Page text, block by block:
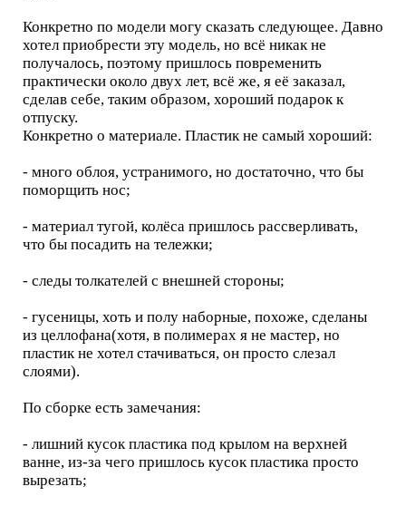
Конкретно по модели могу сказать следующее. Давно
хотел приобрести эту модель, но всё никак не
получалось, поэтому пришлось повременить
практически около двух лет, всё же, я её заказал,
сделав себе, таким образом, хороший подарок к
отпуску.
Конкретно о материале. Пластик не самый хороший:
- много облоя, устранимого, но достаточно, что бы
поморщить нос;
- материал тугой, колёса пришлось рассверливать,
что бы посадить на тележки;
- следы толкателей с внешней стороны;
- гусеницы, хоть и полу наборные, похоже, сделаны
из целлофана(хотя, в полимерах я не мастер, но
пластик не хотел стачиваться, он просто слезал
слоями).
По сборке есть замечания:
- лишний кусок пластика под крылом на верхней
ванне, из-за чего пришлось кусок пластика просто
вырезать;